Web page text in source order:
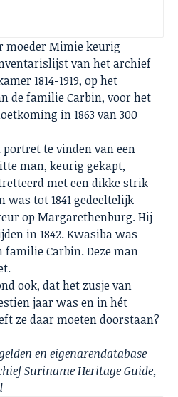
om zeggenschap
moeder Mimie keurig
van het archief
1814-1919, op het
de familie Carbin, voor het
in 1863 van 300
te vinden van een
man, keurig gekapt,
met een dikke strik
was tot 1841 gedeeltelijk
op Margarethenburg. Hij
in 1842. Kwasiba was
familie Carbin. Deze man
ook, dat het zusje van
jaar was en in hét
ze daar moeten doorstaan?
en eigenarendatabase
Suriname Heritage Guide,